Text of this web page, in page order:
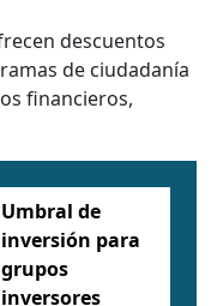
descuentos
de ciudadanía
financieros,
Umbral de
inversión para
grupos
inversores